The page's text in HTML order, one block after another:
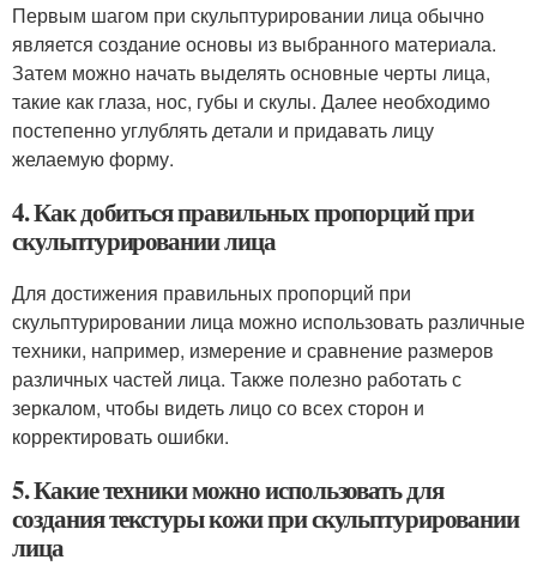
Первым шагом при скульптурировании лица обычно
является создание основы из выбранного материала.
Затем можно начать выделять основные черты лица,
такие как глаза, нос, губы и скулы. Далее необходимо
постепенно углублять детали и придавать лицу
желаемую форму.
4. Как добиться правильных пропорций при
скульптурировании лица
Для достижения правильных пропорций при
скульптурировании лица можно использовать различные
техники, например, измерение и сравнение размеров
различных частей лица. Также полезно работать с
зеркалом, чтобы видеть лицо со всех сторон и
корректировать ошибки.
5. Какие техники можно использовать для
создания текстуры кожи при скульптурировании
лица